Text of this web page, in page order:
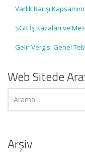
Varlık Barışı
SGK İş Kazaları ve
Gelir Vergisi Genel
Web Sitede
Arşiv